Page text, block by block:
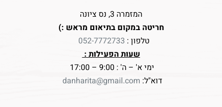
המזמרה 3, נס ציונה
חריטה במקום בתיאום מראש :)
טלפון : 052-7772733
שעות הפעילות :
ימי א' – ה' : 9:00 – 17:00
דוא"ל: danharita@gmail.com